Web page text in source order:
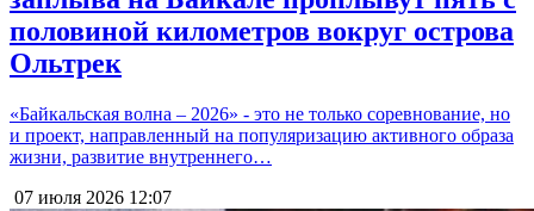
половиной километров вокруг острова
Ольтрек
«Байкальская волна – 2026» - это не только соревнование, но
и проект, направленный на популяризацию активного образа
жизни, развитие внутреннего…
07 июля 2026 12:07